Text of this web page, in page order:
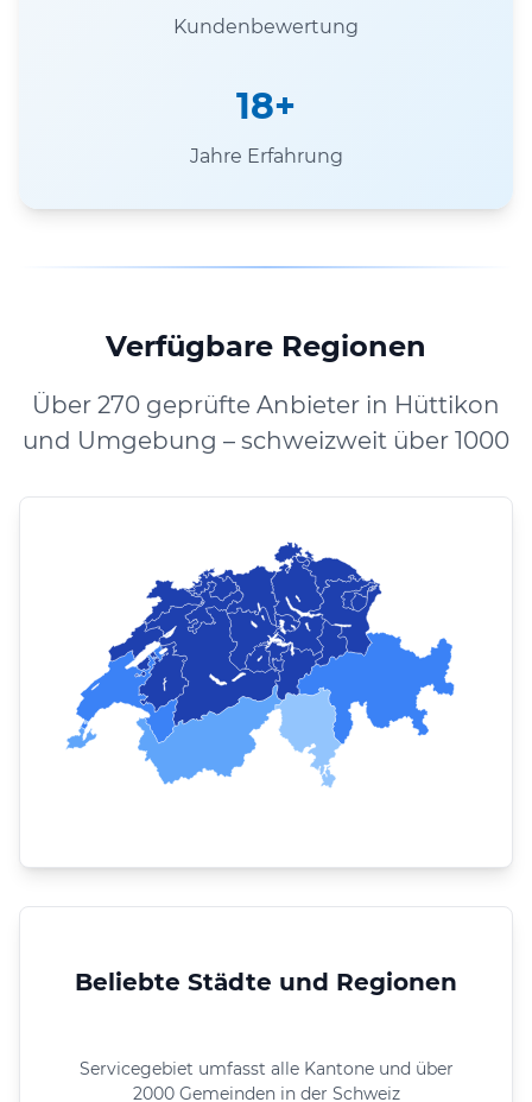
Kundenbewertung
18+
Jahre Erfahrung
Verfügbare Regionen
Über 270 geprüfte Anbieter in Hüttikon
und Umgebung – schweizweit über 1000
Beliebte Städte und Regionen
Servicegebiet umfasst alle Kantone und über
2000 Gemeinden in der Schweiz